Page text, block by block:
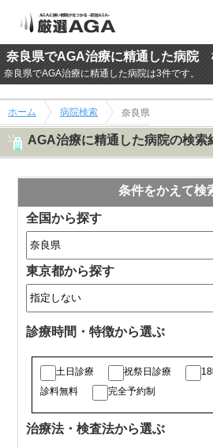
奈良県でAGA治療に精通した病院
奈良県でAGA治療に精通した病院は3件です。
ホーム 病院検索 奈良県
AGA治療に精通した病院の検索
条件をかえて検
全国から探す
東京都から探す
診療時間・特徴から選ぶ
土日診療 祝祭日診療
診料無料
完全予約制
治療法・検査法から選ぶ